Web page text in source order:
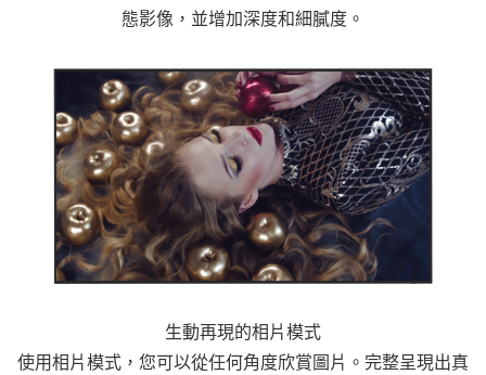
態影像，並增加深度和細膩度。
生動再現的相片模式
使用相片模式，您可以從任何角度欣賞圖片。完整呈現出真